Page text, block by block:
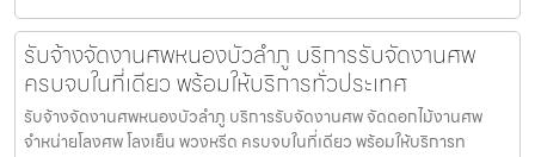
รับจ้างจัดงานศพหนองบัวลำภู บริการรับจัดงานศพ
ครบจบในที่เดียว พร้อมให้บริการทั่วประเทศ
รับจ้างจัดงานศพหนองบัวลำภู บริการรับจัดงานศพ จัดดอกไม้งานศพ
จำหน่ายโลงศพ โลงเย็น พวงหรีด ครบจบในที่เดียว พร้อมให้บริการท